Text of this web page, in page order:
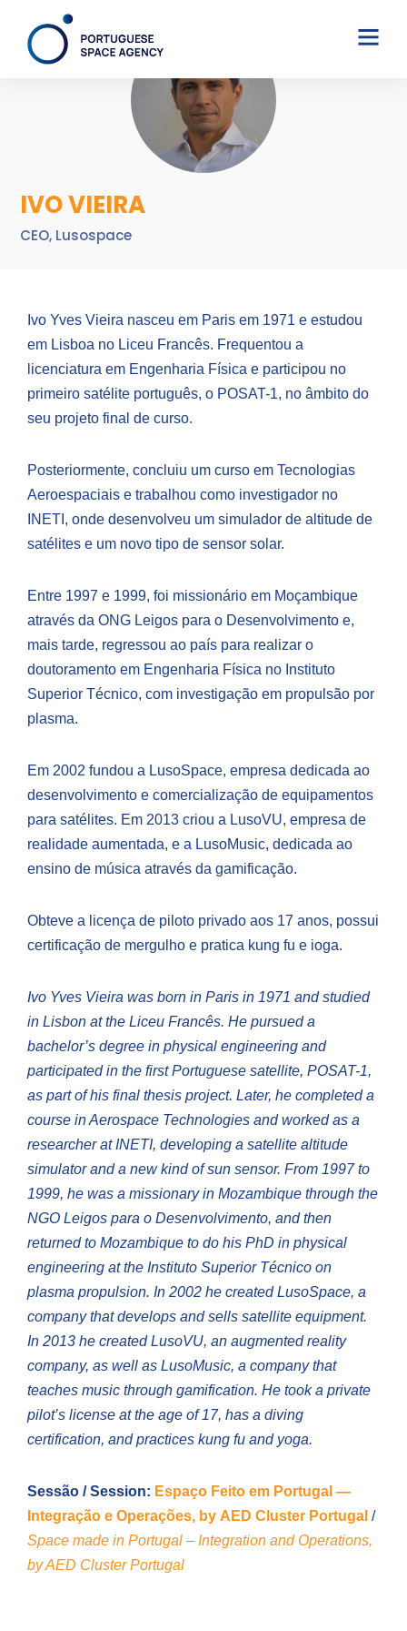
IVO VIEIRA
CEO, Lusospace
Ivo Yves Vieira nasceu em Paris em 1971 e estudou
em Lisboa no Liceu Francês. Frequentou a
licenciatura em Engenharia Física e participou no
primeiro satélite português, o POSAT-1, no âmbito do
seu projeto final de curso.
Posteriormente, concluiu um curso em Tecnologias
Aeroespaciais e trabalhou como investigador no
INETI, onde desenvolveu um simulador de altitude de
satélites e um novo tipo de sensor solar.
Entre 1997 e 1999, foi missionário em Moçambique
através da ONG Leigos para o Desenvolvimento e,
mais tarde, regressou ao país para realizar o
doutoramento em Engenharia Física no Instituto
Superior Técnico, com investigação em propulsão por
plasma.
Em 2002 fundou a LusoSpace, empresa dedicada ao
desenvolvimento e comercialização de equipamentos
para satélites. Em 2013 criou a LusoVU, empresa de
realidade aumentada, e a LusoMusic, dedicada ao
ensino de música através da gamificação.
Obteve a licença de piloto privado aos 17 anos, possui
certificação de mergulho e pratica kung fu e ioga.
Ivo Yves Vieira was born in Paris in 1971 and studied
in Lisbon at the Liceu Francês. He pursued a
bachelor’s degree in physical engineering and
participated in the first Portuguese satellite, POSAT-1,
as part of his final thesis project. Later, he completed a
course in Aerospace Technologies and worked as a
researcher at INETI, developing a satellite altitude
simulator and a new kind of sun sensor. From 1997 to
1999, he was a missionary in Mozambique through the
NGO Leigos para o Desenvolvimento, and then
returned to Mozambique to do his PhD in physical
engineering at the Instituto Superior Técnico on
plasma propulsion. In 2002 he created LusoSpace, a
company that develops and sells satellite equipment.
In 2013 he created LusoVU, an augmented reality
company, as well as LusoMusic, a company that
teaches music through gamification. He took a private
pilot’s license at the age of 17, has a diving
certification, and practices kung fu and yoga.
Sessão / Session: Espaço Feito em Portugal —
Integração e Operações, by AED Cluster Portugal /
Space made in Portugal – Integration and Operations,
by AED Cluster Portugal